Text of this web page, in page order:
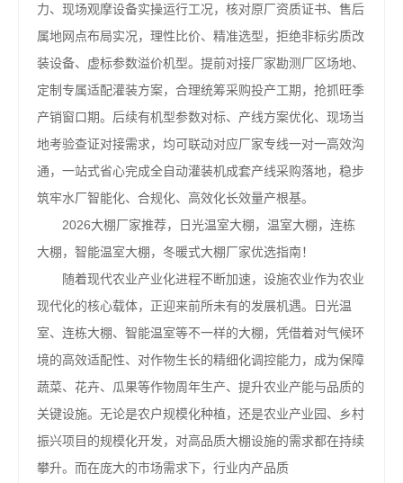
力、现场观摩设备实操运行工况，核对原厂资质证书、售后
属地网点布局实况，理性比价、精准选型，拒绝非标劣质改
装设备、虚标参数溢价机型。提前对接厂家勘测厂区场地、
定制专属适配灌装方案，合理统筹采购投产工期，抢抓旺季
产销窗口期。后续有机型参数对标、产线方案优化、现场当
地考验查证对接需求，均可联动对应厂家专线一对一高效沟
通，一站式省心完成全自动灌装机成套产线采购落地，稳步
筑牢水厂智能化、合规化、高效化长效量产根基。
2026大棚厂家推荐，日光温室大棚，温室大棚，连栋
大棚，智能温室大棚，冬暖式大棚厂家优选指南！
随着现代农业产业化进程不断加速，设施农业作为农业
现代化的核心载体，正迎来前所未有的发展机遇。日光温
室、连栋大棚、智能温室等不一样的大棚，凭借着对气候环
境的高效适配性、对作物生长的精细化调控能力，成为保障
蔬菜、花卉、瓜果等作物周年生产、提升农业产能与品质的
关键设施。无论是农户规模化种植，还是农业产业园、乡村
振兴项目的规模化开发，对高品质大棚设施的需求都在持续
攀升。而在庞大的市场需求下，行业内产品质